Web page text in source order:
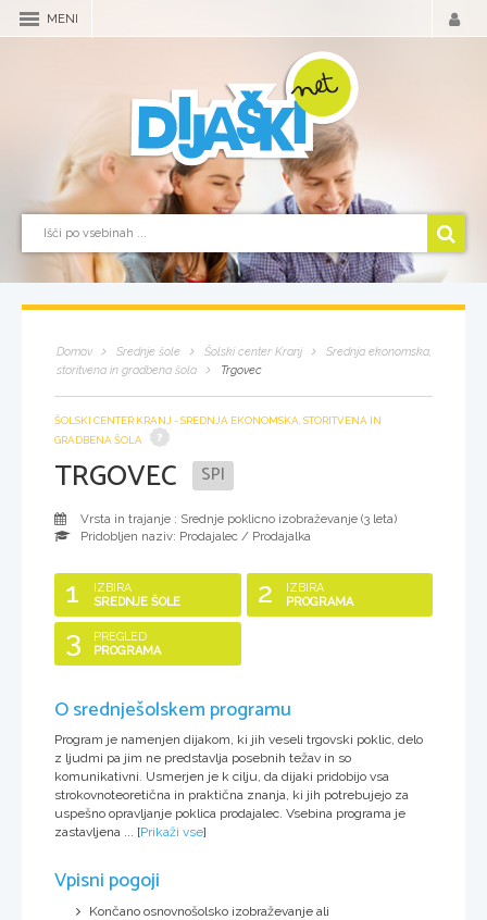
MENI
Domov Srednje šole Šolski center Kranj
Srednja ekonomska,
storitvena in gradbena šola
Trgovec
ŠOLSKI CENTER KRANJ - SREDNJA EKONOMSKA, STORITVENA IN
GRADBENA ŠOLA
TRGOVEC SPI
Vrsta in trajanje : Srednje poklicno izobraževanje (3 leta)
Pridobljen naziv: Prodajalec / Prodajalka
1
IZBIRA
SREDNJE ŠOLE
2
IZBIRA
PROGRAMA
3
PREGLED
PROGRAMA
O srednješolskem programu
Program je namenjen dijakom, ki jih veseli trgovski poklic, delo
z ljudmi pa jim ne predstavlja posebnih težav in so
komunikativni. Usmerjen je k cilju, da dijaki pridobijo vsa
strokovnoteoretična in praktična znanja, ki jih potrebujejo za
uspešno opravljanje poklica prodajalec. Vsebina programa je
zastavljena ... [Prikaži vse]
Vpisni pogoji
Končano osnovnošolsko izobraževanje ali